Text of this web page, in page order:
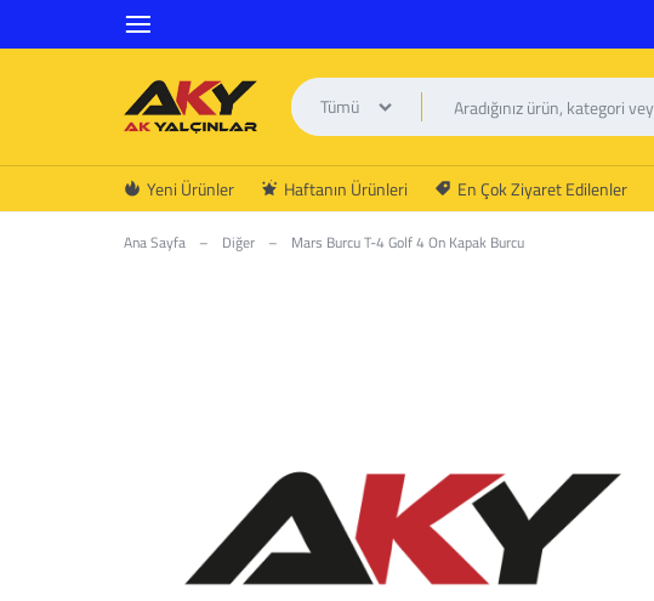
AK
YALÇINLAR
Tümü
Yeni Ürünler Haftanın Ürünleri En Çok Ziyaret Edilenler
Ana Sayfa – Diğer – Mars Burcu T-4 Golf 4 On Kapak Burcu